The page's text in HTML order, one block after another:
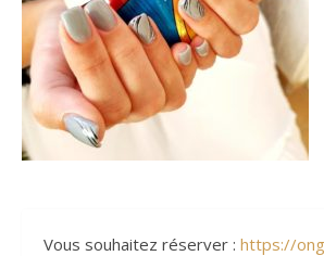
Vous souhaitez réserver : https://